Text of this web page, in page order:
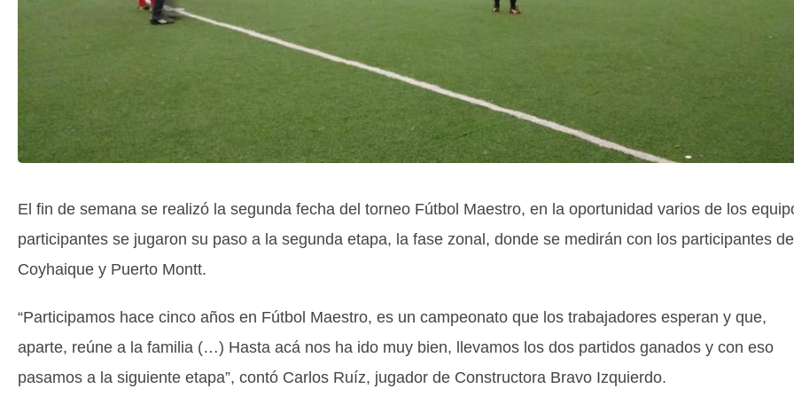
El fin de semana se realizó la segunda fecha del torneo Fútbol Maestro, en la oportunidad varios de los
participantes se jugaron su paso a la segunda etapa, la fase zonal, donde se medirán con los participantes de
Coyhaique y Puerto Montt.
“Participamos hace cinco años en Fútbol Maestro, es un campeonato que los trabajadores esperan y que,
aparte, reúne a la familia (…) Hasta acá nos ha ido muy bien, llevamos los dos partidos ganados y con eso
pasamos a la siguiente etapa”, contó Carlos Ruíz, jugador de Constructora Bravo Izquierdo.